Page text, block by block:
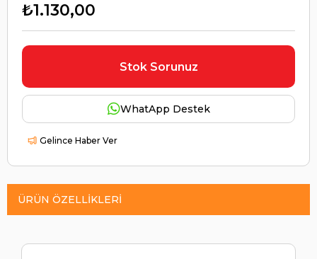
₺1.130,00
Stok Sorunuz
WhatApp Destek
Gelince Haber Ver
ÜRÜN ÖZELLIKLERI